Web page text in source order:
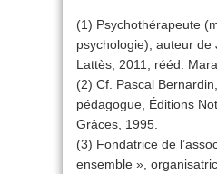
(1) Psychothérapeute
psychologie), auteur de
Lattès, 2011, rééd.
(2) Cf. Pascal
pédagogue, Éditions
Grâces, 1995.
(3) Fondatrice de
ensemble »,